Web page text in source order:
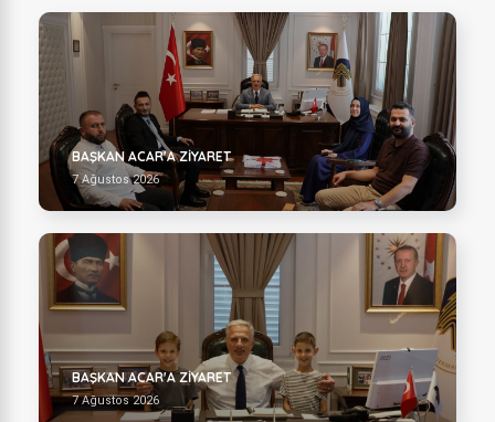
BAŞKAN ACAR'A ZİYARET
7 Ağustos 2026
BAŞKAN ACAR'A ZİYARET
7 Ağustos 2026